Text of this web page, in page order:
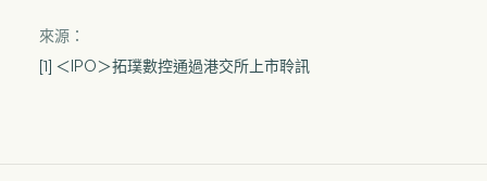
來源：
[1] ＜IPO＞拓璞數控通過港交所上市聆訊